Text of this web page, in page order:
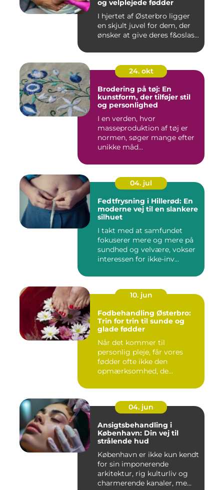
og velplejede fødder
I hjertet af Østerbro ligger
en skjult juvel for dem, der
ønsker at give deres f&oslas...
24. okt
Brodering på tøj: En
kunstform, der tilføjer stil
og personlighed
I en verden, hvor
masseproduktion af tøj er
normen, søger mange efter
unikke måd...
04. jul
Fedtfrysning i Hillerød: En
moderne vej til en slankere
silhuet
I takt med at samfundet
fokuserer mere og mere på
sundhed og velvære, vokser
interessen for ikke-inv...
10. jun
Fodbehandling Østerbro:
Trin for trin til sunde og
glade fødder
Når det kommer til
personlig pleje, får vores
fødder ofte ikke den
opmærksomhed, de
04. jun
Ansigtsbehandling i
København: Din vej til
strålende hud
København er ikke kun kendt
for sin imponerende
arkitektur, rig kulturliv og
charmerende kanaler, me...